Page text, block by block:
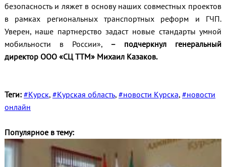
безопасность и ляжет в основу наших совместных проектов
в рамках региональных транспортных реформ и ГЧП.
Уверен, наше партнерство задаст новые стандарты умной
мобильности в России»,
– подчеркнул генеральный
директор ООО «СЦ ТТМ» Михаил Казаков.
Теги: #Курск, #Курская область, #новости Курска, #новости
онлайн
Популярное в тему: